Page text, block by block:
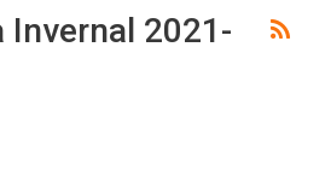
Invernal 2021-